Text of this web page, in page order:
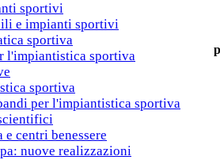
sportivi
e impianti sportivi
sportiva
l'impiantistica sportiva
sportiva
per l'impiantistica sportiva
e centri benessere
nuove realizzazioni